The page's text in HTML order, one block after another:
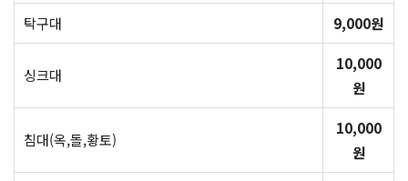
탁구대
9,000원
싱크대
10,000
원
침대(옥,돌,황토)
10,000
원